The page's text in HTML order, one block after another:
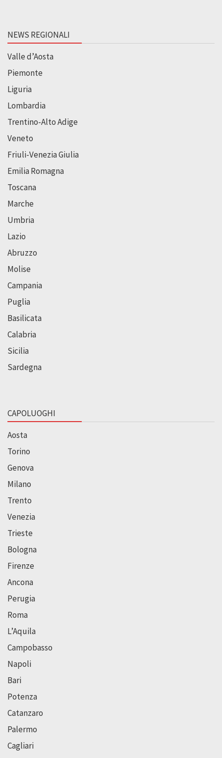
NEWS REGIONALI
Valle d’Aosta
Piemonte
Liguria
Lombardia
Trentino-Alto Adige
Veneto
Friuli-Venezia Giulia
Emilia Romagna
Toscana
Marche
Umbria
Lazio
Abruzzo
Molise
Campania
Puglia
Basilicata
Calabria
Sicilia
Sardegna
CAPOLUOGHI
Aosta
Torino
Genova
Milano
Trento
Venezia
Trieste
Bologna
Firenze
Ancona
Perugia
Roma
L’Aquila
Campobasso
Napoli
Bari
Potenza
Catanzaro
Palermo
Cagliari